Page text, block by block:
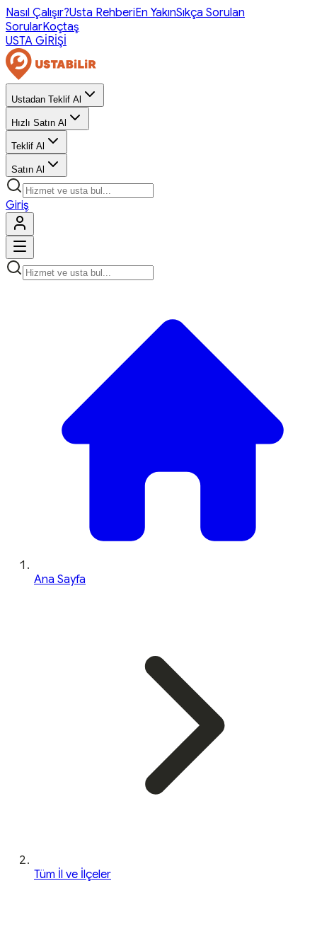
Nasıl Çalışır?Usta RehberiEn YakınSıkça Sorulan
SorularKoçtaş
USTA GİRİŞİ
Ustadan Teklif Al
Hızlı Satın Al
Teklif Al
Satın Al
Giriş
Ana Sayfa
Tüm İl ve İlçeler